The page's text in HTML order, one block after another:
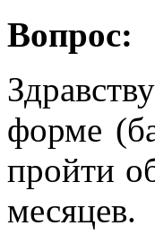
Вопрос:
форме
пройти
месяцев.